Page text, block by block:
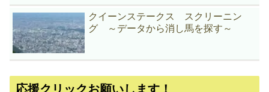
クイーンステークス スクリーニン
グ ～データから消し馬を探す～
応援クリックお願いします！